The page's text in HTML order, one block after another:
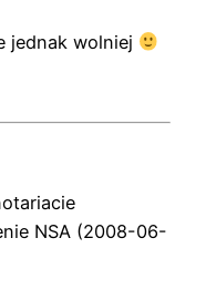
jednak wolniej
NSA (2008-06-